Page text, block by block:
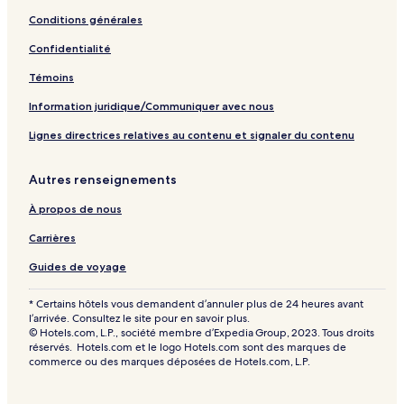
Conditions générales
Confidentialité
Témoins
Information juridique/Communiquer avec nous
Lignes directrices relatives au contenu et signaler du contenu
Autres renseignements
À propos de nous
Carrières
Guides de voyage
* Certains hôtels vous demandent d’annuler plus de 24 heures avant
l’arrivée. Consultez le site pour en savoir plus.
© Hotels.com, L.P., société membre d’Expedia Group, 2023. Tous droits
réservés. Hotels.com et le logo Hotels.com sont des marques de
commerce ou des marques déposées de Hotels.com, L.P.